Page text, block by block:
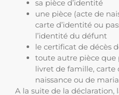
sa pièce d’identité
une pièce (acte de
carte d’identité ou
l’identité du défunt
le certificat de décès
toute autre pièce que
livret de famille, carte
naissance ou de
A la suite de la